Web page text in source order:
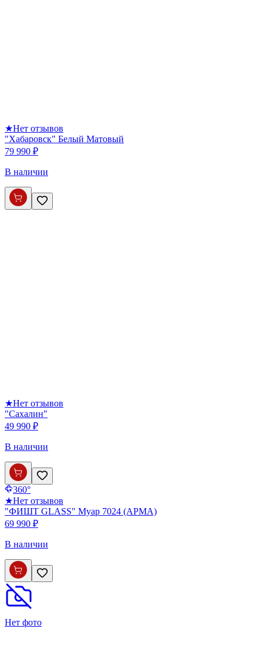
★Нет отзывов
"Хабаровск" Белый Матовый
79 990 ₽
В наличии
★Нет отзывов
"Сахалин"
49 990 ₽
В наличии
360°
★Нет отзывов
"ФИШТ GLASS" Муар 7024 (АРМА)
69 990 ₽
В наличии
Нет фото